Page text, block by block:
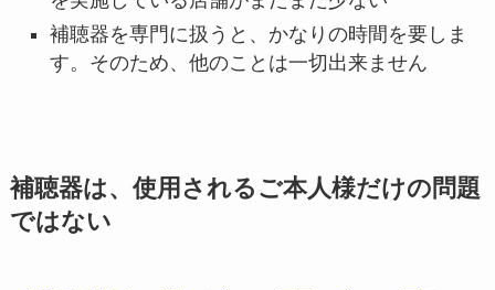
補聴器を専門に扱うと、かなりの時間を要しま
す。そのため、他のことは一切出来ません
補聴器は、使用されるご本人様だけの問題
ではない